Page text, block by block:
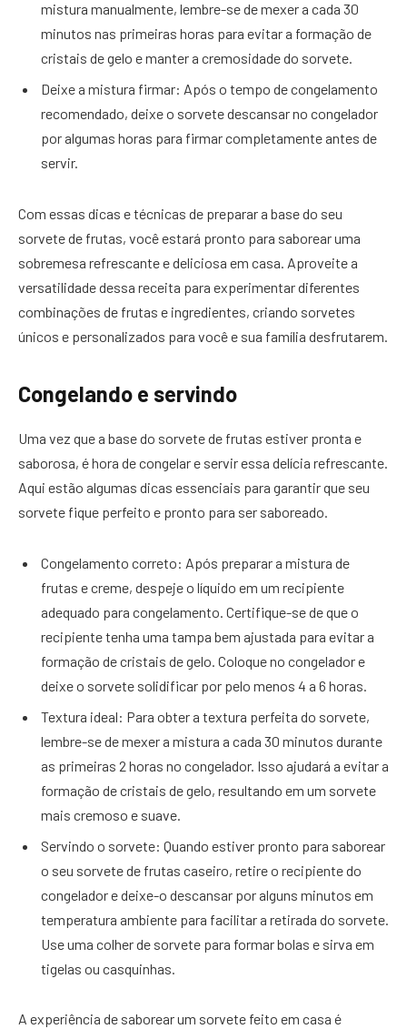
mistura manualmente, lembre-se de mexer a cada 30
minutos nas primeiras horas para evitar a formação de
cristais de gelo e manter a cremosidade do sorvete.
Deixe a mistura firmar: Após o tempo de congelamento
recomendado, deixe o sorvete descansar no congelador
por algumas horas para firmar completamente antes de
servir.
Com essas dicas e técnicas de preparar a base do seu
sorvete de frutas, você estará pronto para saborear uma
sobremesa refrescante e deliciosa em casa. Aproveite a
versatilidade dessa receita para experimentar diferentes
combinações de frutas e ingredientes, criando sorvetes
únicos e personalizados para você e sua família desfrutarem.
Congelando e servindo
Uma vez que a base do sorvete de frutas estiver pronta e
saborosa, é hora de congelar e servir essa delícia refrescante.
Aqui estão algumas dicas essenciais para garantir que seu
sorvete fique perfeito e pronto para ser saboreado.
Congelamento correto: Após preparar a mistura de
frutas e creme, despeje o líquido em um recipiente
adequado para congelamento. Certifique-se de que o
recipiente tenha uma tampa bem ajustada para evitar a
formação de cristais de gelo. Coloque no congelador e
deixe o sorvete solidificar por pelo menos 4 a 6 horas.
Textura ideal: Para obter a textura perfeita do sorvete,
lembre-se de mexer a mistura a cada 30 minutos durante
as primeiras 2 horas no congelador. Isso ajudará a evitar a
formação de cristais de gelo, resultando em um sorvete
mais cremoso e suave.
Servindo o sorvete: Quando estiver pronto para saborear
o seu sorvete de frutas caseiro, retire o recipiente do
congelador e deixe-o descansar por alguns minutos em
temperatura ambiente para facilitar a retirada do sorvete.
Use uma colher de sorvete para formar bolas e sirva em
tigelas ou casquinhas.
A experiência de saborear um sorvete feito em casa é